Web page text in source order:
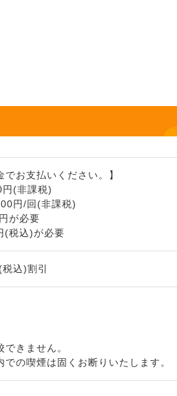
でお支払いください。】
円(非課税)
円/回(非課税)
が必要
(税込)が必要
込)割引
きません。
の喫煙は固くお断りいたします。